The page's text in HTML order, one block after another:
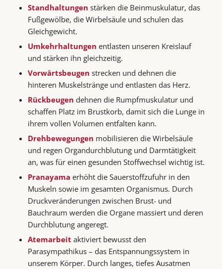
Standhaltungen stärken die Beinmuskulatur, das
Fußgewölbe, die Wirbelsäule und schulen das
Gleichgewicht.
Umkehrhaltungen entlasten unseren Kreislauf
und stärken ihn gleichzeitig.
Vorwärtsbeugen strecken und dehnen die
hinteren Muskelstränge und entlasten das Herz.
Rückbeugen dehnen die Rumpfmuskulatur und
schaffen Platz im Brustkorb, damit sich die Lunge in
ihrem vollen Volumen entfalten kann.
Drehbewegungen mobilisieren die Wirbelsäule
und regen Organdurchblutung und Darmtätigkeit
an, was für einen gesunden Stoffwechsel wichtig ist.
Pranayama erhöht die Sauerstoffzufuhr in den
Muskeln sowie im gesamten Organismus. Durch
Druckveränderungen zwischen Brust- und
Bauchraum werden die Organe massiert und deren
Durchblutung angeregt.
Atemarbeit aktiviert bewusst den
Parasympathikus – das Entspannungssystem in
unserem Körper. Durch langes, tiefes Ausatmen